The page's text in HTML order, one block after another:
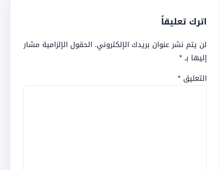
اترك تعليقاً
لن يتم نشر عنوان بريدك الإلكتروني. الحقول الإلزامية مشار
إليها بـ*
التعليق *